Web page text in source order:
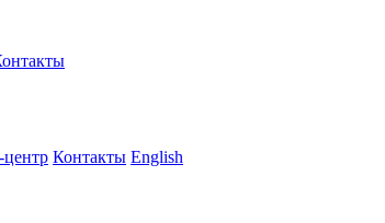
центр Контакты English